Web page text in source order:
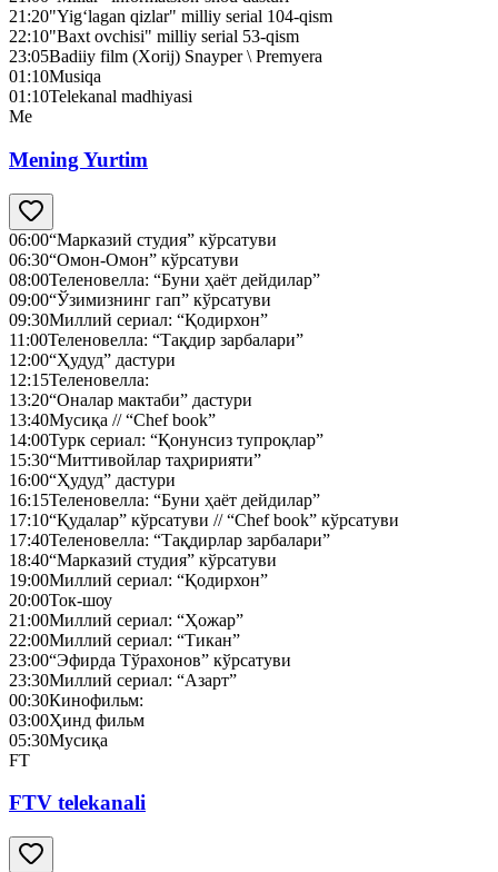
21:20"Yig‘lagan qizlar" milliy serial 104-qism
22:10"Baxt ovchisi" milliy serial 53-qism
23:05Badiiy film (Xorij) Snayper \ Premyera
01:10Musiqa
01:10Telekanal madhiyasi
Me
Mening Yurtim
06:00“Марказий студия” кўрсатуви
06:30“Омон-Омон” кўрсатуви
08:00Теленовелла: “Буни ҳаёт дейдилар”
09:00“Ўзимизнинг гап” кўрсатуви
09:30Миллий сериал: “Қодирхон”
11:00Теленовелла: “Тақдир зарбалари”
12:00“Ҳудуд” дастури
12:15Теленовелла:
13:20“Оналар мактаби” дастури
13:40Мусиқа // “Chef book”
14:00Турк сериал: “Қонунсиз тупроқлар”
15:30“Миттивойлар таҳририяти”
16:00“Ҳудуд” дастури
16:15Теленовелла: “Буни ҳаёт дейдилар”
17:10“Қудалар” кўрсатуви // “Chef book” кўрсатуви
17:40Теленовелла: “Тақдирлар зарбалари”
18:40“Марказий студия” кўрсатуви
19:00Миллий сериал: “Қодирхон”
20:00Ток-шоу
21:00Миллий сериал: “Ҳожар”
22:00Миллий сериал: “Тикан”
23:00“Эфирда Тўрахонов” кўрсатуви
23:30Миллий сериал: “Азарт”
00:30Кинофильм:
03:00Ҳинд фильм
05:30Мусиқа
FT
FTV telekanali